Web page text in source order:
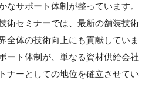
なサポート体制が整っています。
術セミナーでは、最新の舗装技術
全体の技術向上にも貢献していま
ート体制が、単なる資材供給会社
ナーとしての地位を確立させてい